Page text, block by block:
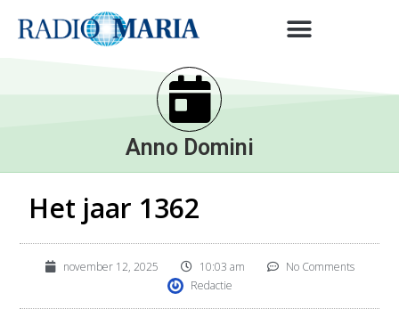
Anno Domini
Het jaar 1362
november 12, 2025 10:03 am
No Comments
Redactie